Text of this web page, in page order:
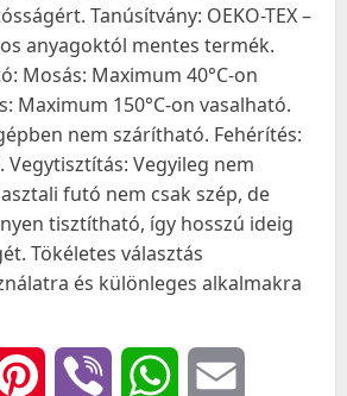
Tanúsítvány: OEKO-TEX –
anyagoktól mentes termék.
Mosás: Maximum 40°C-on
Maximum 150°C-on vasalható.
nem szárítható. Fehérítés:
Vegyileg nem
futó nem csak szép, de
tisztítható, így hosszú ideig
Tökéletes választás
és különleges alkalmakra
Pinterest Viber WhatsApp